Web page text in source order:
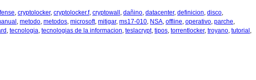
, cryptolocker, cryptolocker.f, cryptowall , dañino, datacenter, definicion, disco,
, metodo, metodos, microsoft, mitigar, ms17-010, NSA, offline, operativo, parche,
, tecnologia, tecnologias de la informacion, teslacrypt, tipos, torrentlocker, troyano, tutorial ,